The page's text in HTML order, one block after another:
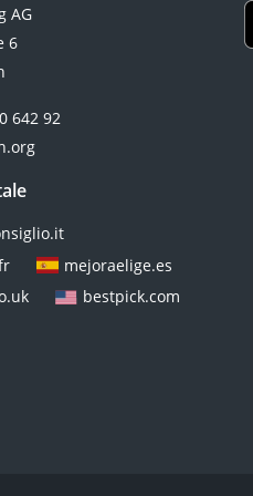
Zeckenschutz für Katzen aus,
AG
6
642 92
mejoraelige.es
bestpick.com